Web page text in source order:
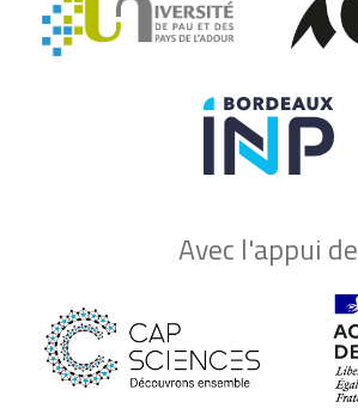
Avec l'appui de